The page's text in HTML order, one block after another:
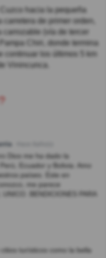
hacia la pequeña
de primer orden,
carrozable (vía de tercer
Chiri, donde termina
continuar los últimos 5 km
Vinincunca.
Dios me ha dado la
Ecuador y Bolivia. Amo
países. Este en
me parece
BENDICIONES PARA
turísticos como la bella